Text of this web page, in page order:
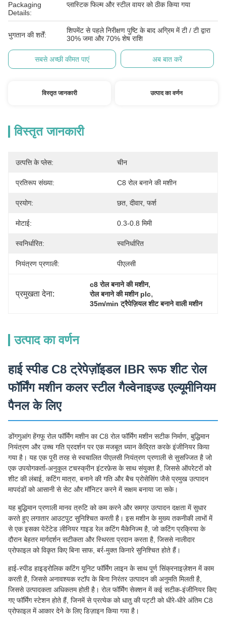
Packaging
Details:
प्लास्टिक फिल्म और स्टील वायर को ठीक किया गया
भुगतान की शर्तें:
शिपमेंट से पहले निरीक्षण पुष्टि के बाद अग्रिम में टी / टी द्वारा
30% जमा और 70% शेष राशि
सबसे अच्छी कीमत पाएं अब बात करें
विस्तृत जानकारी उत्पाद का वर्णन
विस्तृत जानकारी
उत्पत्ति के प्लेस: चीन
प्रतिरूप संख्या: C8 रोल बनाने की मशीन
प्रयोग: छत, दीवार, फर्श
मोटाई: 0.3-0.8 मिमी
स्वनिर्धारित: स्वनिर्धारित
नियंत्रण प्रणाली: पीएलसी
प्रमुखता देना:
c8 रोल बनाने की मशीन,
रोल बनाने की मशीन plc,
35m/min ट्रैपेज़ियल शीट बनाने वाली मशीन
उत्पाद का वर्णन
हाई स्पीड C8 ट्रेपेज़ॉइडल IBR रूफ शीट रोल
फॉर्मिंग मशीन कलर स्टील गैल्वेनाइज्ड एल्यूमीनियम
पैनल के लिए
डोंगगुआंग हेंगफू रोल फॉर्मिंग मशीन का C8 रोल फॉर्मिंग मशीन सटीक निर्माण, बुद्धिमान
नियंत्रण और उच्च गति प्रदर्शन पर एक मजबूत ध्यान केंद्रित करके इंजीनियर किया
गया है। यह एक पूरी तरह से स्वचालित पीएलसी नियंत्रण प्रणाली से सुसज्जित है जो
एक उपयोगकर्ता-अनुकूल टचस्क्रीन इंटरफ़ेस के साथ संयुक्त है, जिससे ऑपरेटरों को
शीट की लंबाई, कटिंग मात्रा, बनाने की गति और बैच प्रोसेसिंग जैसे प्रमुख उत्पादन
मापदंडों को आसानी से सेट और मॉनिटर करने में सक्षम बनाया जा सके।
यह बुद्धिमान प्रणाली मानव त्रुटि को कम करने और समग्र उत्पादन दक्षता में सुधार
करते हुए लगातार आउटपुट सुनिश्चित करती है। इस मशीन के मुख्य तकनीकी लाभों में
से एक इसका पेटेंटेड लीनियर गाइड रेल कटिंग मैकेनिज्म है, जो कटिंग प्रक्रिया के
दौरान बेहतर मार्गदर्शन सटीकता और स्थिरता प्रदान करता है, जिससे नालीदार
प्रोफाइल को विकृत किए बिना साफ, बर्र-मुक्त किनारे सुनिश्चित होते हैं।
हाई-स्पीड हाइड्रोलिक कटिंग यूनिट फॉर्मिंग लाइन के साथ पूर्ण सिंक्रनाइज़ेशन में काम
करती है, जिससे अनावश्यक स्टॉप के बिना निरंतर उत्पादन की अनुमति मिलती है,
जिससे उत्पादकता अधिकतम होती है। रोल फॉर्मिंग सेक्शन में कई सटीक-इंजीनियर किए
गए फॉर्मिंग स्टेशन होते हैं, जिनमें से प्रत्येक को धातु की पट्टी को धीरे-धीरे अंतिम C8
प्रोफाइल में आकार देने के लिए डिज़ाइन किया गया है।